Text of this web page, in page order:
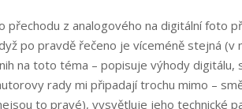
přechodu z analogového na digitální foto
po pravdě řečeno je víceméně stejná (v
na toto téma – popisuje výhody digitálu,
rady mi připadají trochu mimo –
to pravé), vysvětluje jeho technické